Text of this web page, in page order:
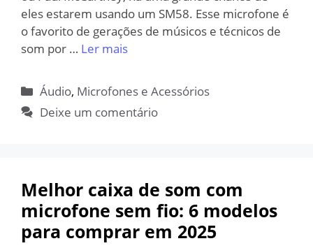
eles estarem usando um SM58. Esse microfone é
o favorito de gerações de músicos e técnicos de
som por … Ler mais
Categorias
Áudio, Microfones e Acessórios
Deixe um comentário
Melhor caixa de som com
microfone sem fio: 6 modelos
para comprar em 2025